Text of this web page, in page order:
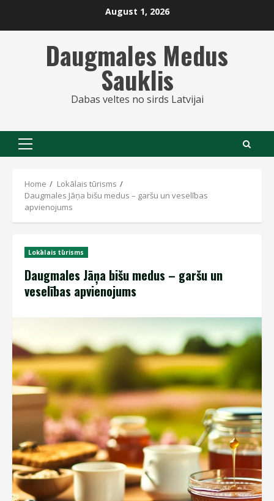
August 1, 2026
Daugmales Medus
Sauklis
Dabas veltes no sirds Latvijai
Primary
Home
Lokālais tūrisms
Daugmales Jāņa bišu medus – garšu un veselības
apvienojums
Lokālais tūrisms
Daugmales Jāņa bišu medus – garšu un
veselības apvienojums